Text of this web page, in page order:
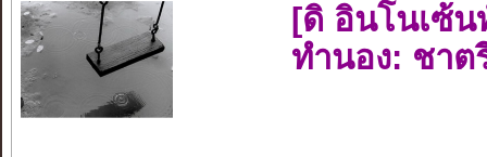
[ดิ อินโนเซ้
ทำนอง: ชา